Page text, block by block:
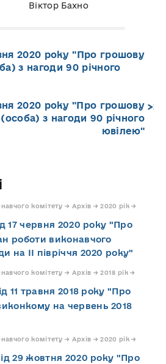
Бахно
2020 року "Про грошову
з нагоди 90 річного
2020 року "Про грошову
з нагоди 90 річного
ювілею"
комітету → Архів → 2020 рік →
17 червня 2020 року "Про
роботи виконавчого
на ІІ півріччя 2020 року"
комітету → Архів → 2018 рік →
11 травня 2018 року "Про
на червень 2018
комітету → Архів → 2020 рік →
29 жовтня 2020 року "Про